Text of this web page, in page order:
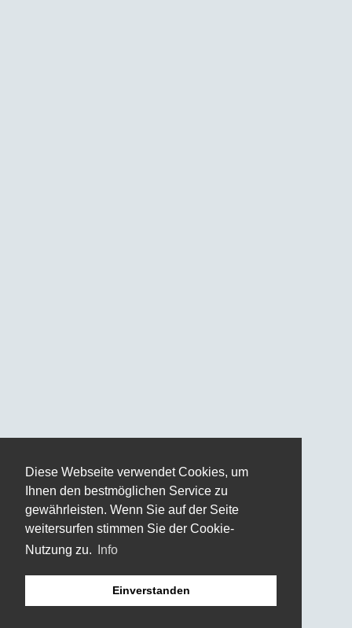
Diese Webseite verwendet Cookies, um
Ihnen den bestmöglichen Service zu
gewährleisten. Wenn Sie auf der Seite
weitersurfen stimmen Sie der Cookie-
Nutzung zu.
Info
Einverstanden